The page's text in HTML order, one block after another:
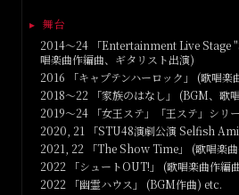
▸ 舞台
2014〜24 「Entertainment Live Stage
唱楽曲作編曲、ギタリスト出演)
2016 「キャプテンハーロック」 (歌唱楽
2018〜22 「家族のはなし」 (BGM、歌
2019〜24 「女王ステ」「王ステ」シリ
2020, 21 「STU48演劇公演 Selfish
2021, 22 「The Show Time」 (歌唱楽
2022 「シュートOUT!」 (歌唱楽曲作編
2022 「幽霊ハウス」 (BGM作曲) etc.